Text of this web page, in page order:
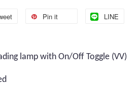
Pin it LINE
lamp with On/Off Toggle (VV)